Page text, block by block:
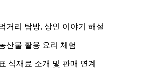
거리 탐방, 상인 이야기 해설
산물 활용 요리 체험
식재료 소개 및 판매 연계